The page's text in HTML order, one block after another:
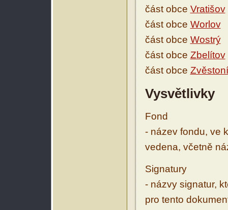
část obce Vratišov
část obce Worlov
část obce Wostrý
část obce Zbelítov
část obce
Vysvětlivky
Fond
- název fondu, ve
vedena, včetně
Signatury
- názvy signatur,
pro tento